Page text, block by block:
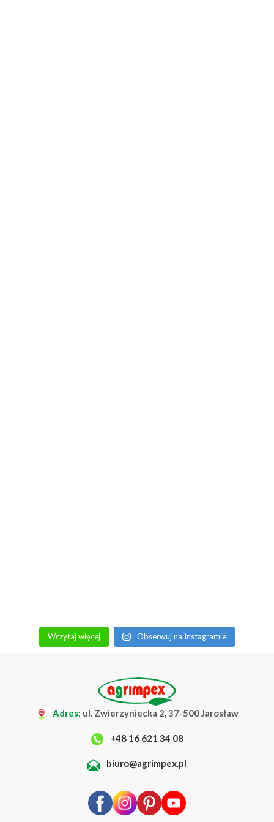
Wczytaj więcej Obserwuj na Instagramie
Adres: ul. Zwierzyniecka 2, 37-500 Jarosław
+48 16 621 34 08
biuro@agrimpex.pl